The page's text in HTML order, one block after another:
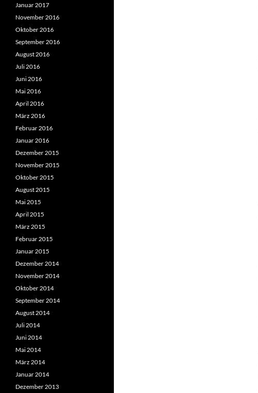
Januar 2017
November 2016
Oktober 2016
September 2016
August 2016
Juli 2016
Juni 2016
Mai 2016
April 2016
März 2016
Februar 2016
Januar 2016
Dezember 2015
November 2015
Oktober 2015
August 2015
Mai 2015
April 2015
März 2015
Februar 2015
Januar 2015
Dezember 2014
November 2014
Oktober 2014
September 2014
August 2014
Juli 2014
Juni 2014
Mai 2014
März 2014
Januar 2014
Dezember 2013